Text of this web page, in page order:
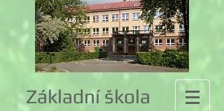
Základní škola